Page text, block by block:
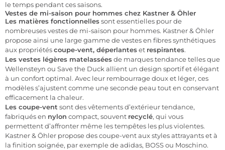
le temps pendant ces saisons.
Vestes de mi-saison pour hommes chez Kastner & Öhler
Les matières fonctionnellessont essentielles pour de
nombreuses vestes de mi-saison pour hommes. Kastner & Öhler
propose ainsi une large gamme de vestes en fibres synthétiques
aux propriétéscoupe-vent, déperlanteset respirantes.
Les vestes légères matelasséesde marques tendance telles que
Wellensteyn ou Save the Duck allient un design sportif et élégant
à un confort optimal. Avec leur rembourrage doux et léger, ces
modèles s’ajustent comme une seconde peau tout en conservant
efficacement la chaleur.
Les coupe-vent sont des vêtements d’extérieur tendance,
fabriqués en nylon compact, souvent recyclé, qui vous
permettent d’affronter même les tempêtes les plus violentes.
Kastner & Öhler propose des coupe-vent aux styles attrayants et à
la finition soignée, par exemple de adidas, BOSS ou Moschino.